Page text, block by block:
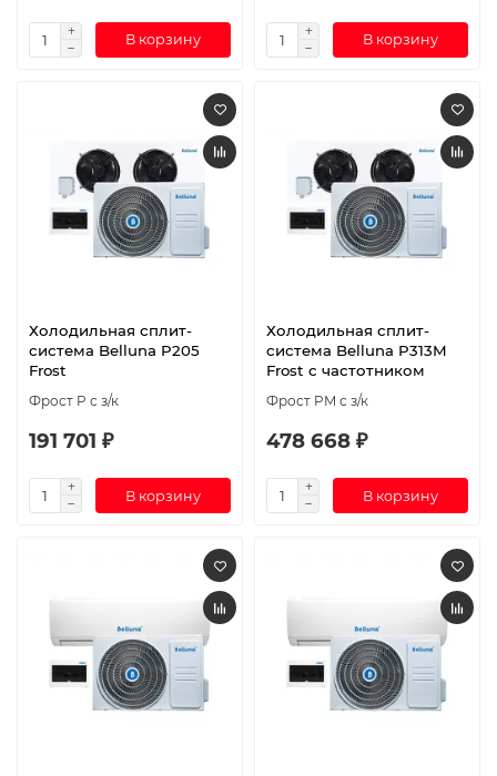
В корзину В корзину
Холодильная сплит-
система Belluna P205
Frost
Фрост P с з/к
191 701 ₽
В корзину
Холодильная сплит-
система Belluna P313M
Frost с частотником
Фрост PM с з/к
478 668 ₽
В корзину